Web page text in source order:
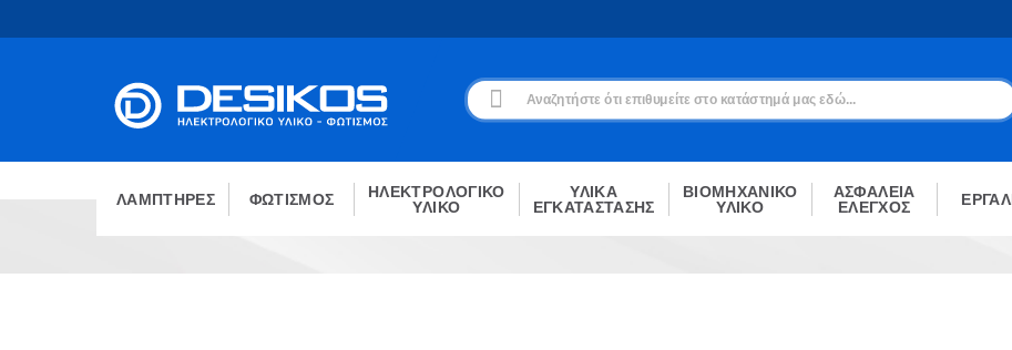
Εγγραφή
Δεν είσαι μέλος;
ΕΓΓΡΑΦΉ
ΛΑΜΠΤΗΡΕΣ ΦΩΤΙΣΜΟΣ
ΗΛΕΚΤΡΟΛΟΓΙΚΟ
ΥΛΙΚΟ
ΥΛΙΚΑ
ΕΓΚΑΤΑΣΤΑΣΗΣ
ΒΙΟΜΗΧΑΝΙΚΟ
ΥΛΙΚΟ
ΑΣΦΑΛΕΙΑ
ΕΛΕΓΧΟΣ